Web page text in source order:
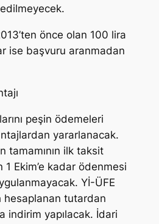
önce olan 100 lira
ise başvuru aranmadan
peşin ödemeleri
yararlanacak.
tamamının ilk taksit
Ekim’e kadar ödenmesi
Yİ-ÜFE
hesaplanan tutardan
indirim yapılacak. İdari